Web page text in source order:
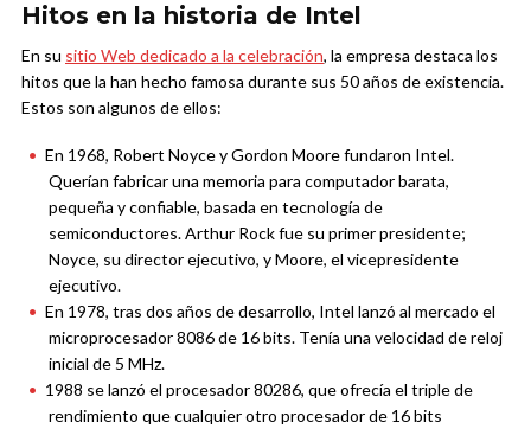
Hitos en la historia de Intel
En su sitio Web dedicado a la celebración, la empresa destaca los
hitos que la han hecho famosa durante sus 50 años de existencia.
Estos son algunos de ellos:
En 1968, Robert Noyce y Gordon Moore fundaron Intel.
Querían fabricar una memoria para computador barata,
pequeña y confiable, basada en tecnología de
semiconductores. Arthur Rock fue su primer presidente;
Noyce, su director ejecutivo, y Moore, el vicepresidente
ejecutivo.
En 1978, tras dos años de desarrollo, Intel lanzó al mercado el
microprocesador 8086 de 16 bits. Tenía una velocidad de reloj
inicial de 5 MHz.
1988 se lanzó el procesador 80286, que ofrecía el triple de
rendimiento que cualquier otro procesador de 16 bits